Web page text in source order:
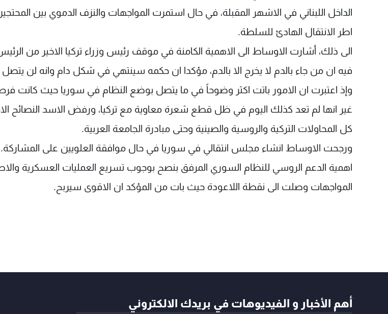
الداخل اللبناني في الاشهر المقبلة، في حال استمرت المواجهات والنزف الدموي بين
اطر الانتقال الهادئ للسلطة.
الى ذلك، أشارت الاوساط الى الاهمية الكامنة في موقف رئيس وزراء تركيا الاخير من
فيه ان من جاء بالدم لا يخرج الا بالدم، مؤكدا ان حكمه سينتهي في شكل دام وانه لن يتصل
وإذ اعتبرت ان الامور باتت اكثر وضوحاً في ما يتصل بوضع النظام في سوريا حيث كانت فرص
غير انها لم تعد كذلك اليوم في ظل قطع شعرة معاوية مع تركيا، ورفض الاسد النصائح
كل المحاولات التركية والروسية والصينية وحتى مبادرة الجامعة العربية.
ورجحت الاوساط انشاء مجلس انتقالي في سوريا في حال موافقة العلويين على
اهمية الدعم الروسي للنظام السوري المرفق بنصح بوجوب تسريع العمليات العسكرية
المواجهات وصلت الى نقطة اللاعودة حيث بات من المؤكد ان الاقوى سيربح.
أهم الأخبار و الفيديوهات في بريدك الالكتروني